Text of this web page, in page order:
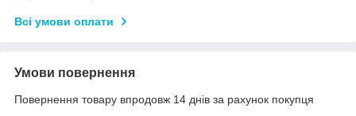
Всі умови оплати
Умови повернення
Повернення товару впродовж 14 днів за рахунок покупця